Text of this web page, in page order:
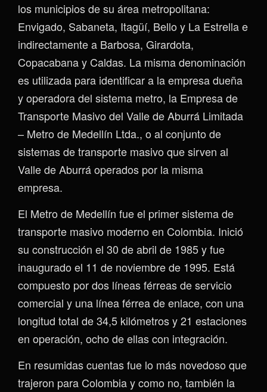
los municipios de su área metropolitana:
Envigado, Sabaneta, Itagüí, Bello y La Estrella e
indirectamente a Barbosa, Girardota,
Copacabana y Caldas. La misma denominación
es utilizada para identificar a la empresa dueña
y operadora del sistema metro, la Empresa de
Transporte Masivo del Valle de Aburrá Limitada
– Metro de Medellín Ltda., o al conjunto de
sistemas de transporte masivo que sirven al
Valle de Aburrá operados por la misma
empresa.
El Metro de Medellín fue el primer sistema de
transporte masivo moderno en Colombia. Inició
su construcción el 30 de abril de 1985 y fue
inaugurado el 11 de noviembre de 1995. Está
compuesto por dos líneas férreas de servicio
comercial y una línea férrea de enlace, con una
longitud total de 34,5 kilómetros y 21 estaciones
en operación, ocho de ellas con integración.
En resumidas cuentas fue lo más novedoso que
trajeron para Colombia y como no, también la